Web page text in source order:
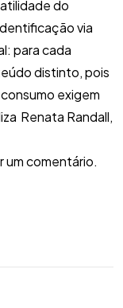
do
via
para cada
distinto, pois
exigem
Renata Randall,
um comentário.